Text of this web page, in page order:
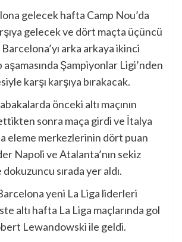
gelecek hafta Camp Nou’da
gelecek ve dört maçta üçüncü
arka arkaya ikinci
Şampiyonlar Ligi’nden
karşı karşıya bırakacak.
önceki altı maçının
sonra maça girdi ve İtalya
eleme merkezlerinin dört puan
Napoli ve Atalanta’nın sekiz
sırada yer aldı.
yeni La Liga liderleri
altı hafta La Liga maçlarında gol
Lewandowski ile geldi.